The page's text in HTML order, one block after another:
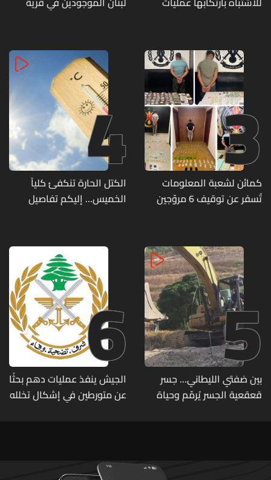
3
كمائن لشعبة المعلومات
تُسفر عن توقيف 6 مروّجين
4
الكتل الحارة تنكفئ كلياً
الخميس... إليكم تفاصيل
5
بين ضفتي الليطاني... جسر
قعقعية الجسر يُرمّم وحياة
6
الجيش ينفذ عمليات دهم بحثًا
عن متورطين في إشكال تخلله